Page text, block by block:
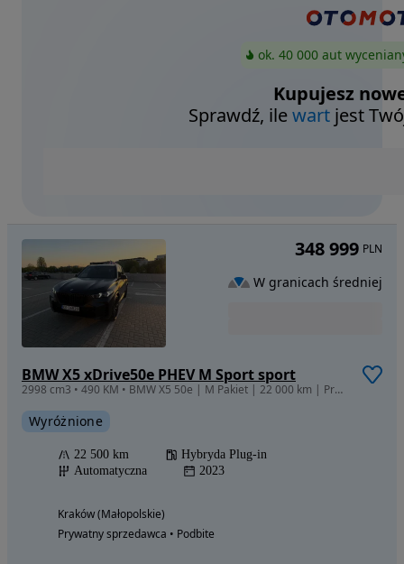
ok. 40 000 aut
Kupujesz
Sprawdź, ilewart jest
BMW X5 xDrive50e PHEV M Sport sport
2998 cm3 • 490 KM • BMW X5 50e | M Pakiet | 22 000 km | Premium Selection | ASO BMW
Wyróżnione
22 500 km
Hybryda Plug-in
Automatyczna
2023
Kraków (Małopolskie)
Prywatny sprzedawca • Podbite
348 999 PLN
W granicach średniej